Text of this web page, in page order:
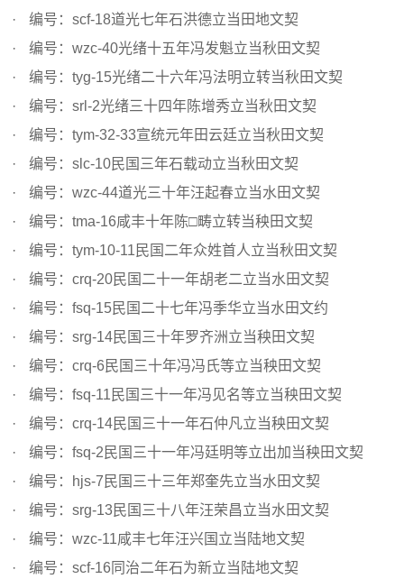
编号：scf-18道光七年石洪德立当田地文契
编号：wzc-40光绪十五年冯发魁立当秋田文契
编号：tyg-15光绪二十六年冯法明立转当秋田文契
编号：srl-2光绪三十四年陈增秀立当秋田文契
编号：tym-32-33宣统元年田云廷立当秋田文契
编号：slc-10民国三年石载动立当秋田文契
编号：wzc-44道光三十年汪起春立当水田文契
编号：tma-16咸丰十年陈□畴立转当秧田文契
编号：tym-10-11民国二年众姓首人立当秋田文契
编号：crq-20民国二十一年胡老二立当水田文契
编号：fsq-15民国二十七年冯季华立当水田文约
编号：srg-14民国三十年罗齐洲立当秧田文契
编号：crq-6民国三十年冯冯氏等立当秧田文契
编号：fsq-11民国三十一年冯见名等立当秧田文契
编号：crq-14民国三十一年石仲凡立当秧田文契
编号：fsq-2民国三十一年冯廷明等立出加当秧田文契
编号：hjs-7民国三十三年郑奎先立当水田文契
编号：srg-13民国三十八年汪荣昌立当水田文契
编号：wzc-11咸丰七年汪兴国立当陆地文契
编号：scf-16同治二年石为新立当陆地文契